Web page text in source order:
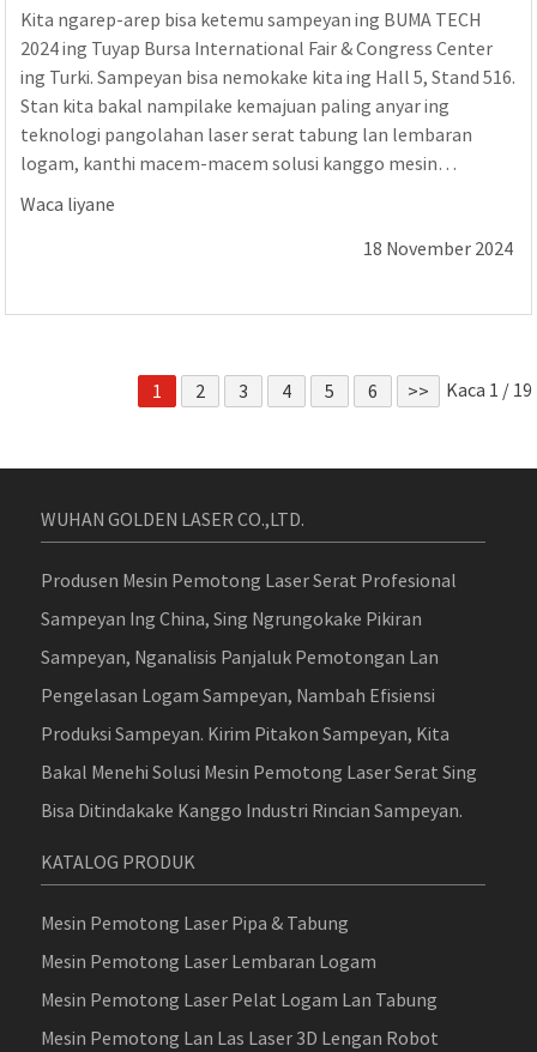
Kita ngarep-arep bisa ketemu sampeyan ing BUMA TECH
2024 ing Tuyap Bursa International Fair & Congress Center
ing Turki. Sampeyan bisa nemokake kita ing Hall 5, Stand 516.
Stan kita bakal nampilake kemajuan paling anyar ing
teknologi pangolahan laser serat tabung lan lembaran
logam, kanthi macem-macem solusi kanggo mesin
pemotong laser lembaran logam, tabung, lan bagean 3D.
Ayo padha njupuk kesempatan iki...
Waca liyane
18 November 2024
1 2 3 4 5 6 >> Kaca 1 / 19
WUHAN GOLDEN LASER CO.,LTD.
Produsen Mesin Pemotong Laser Serat Profesional
Sampeyan Ing China, Sing Ngrungokake Pikiran
Sampeyan, Nganalisis Panjaluk Pemotongan Lan
Pengelasan Logam Sampeyan, Nambah Efisiensi
Produksi Sampeyan. Kirim Pitakon Sampeyan, Kita
Bakal Menehi Solusi Mesin Pemotong Laser Serat Sing
Bisa Ditindakake Kanggo Industri Rincian Sampeyan.
KATALOG PRODUK
Mesin Pemotong Laser Pipa & Tabung
Mesin Pemotong Laser Lembaran Logam
Mesin Pemotong Laser Pelat Logam Lan Tabung
Mesin Pemotong Lan Las Laser 3D Lengan Robot